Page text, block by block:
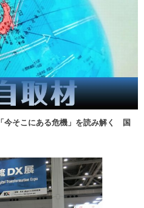
今そこにある危機」を読み解く 国